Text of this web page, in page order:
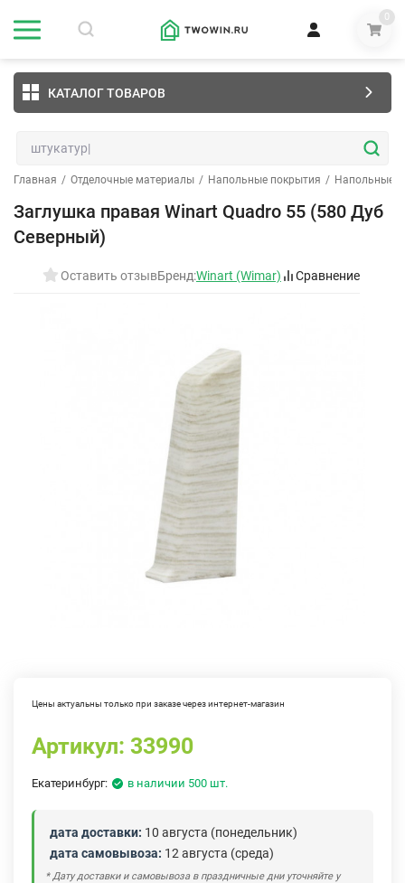
0
КАТАЛОГ ТОВАРОВ
Главная / Отделочные материалы / Напольные покрытия / Напольные
Заглушка правая Winart Quadro 55 (580 Дуб
Северный)
Оставить отзывБренд:Winart (Wimar) Сравнение
Цены актуальны только при заказе через интернет-магазин
Артикул: 33990
Екатеринбург: в наличии 500 шт.
дата доставки: 10 августа (понедельник)
дата самовывоза: 12 августа (среда)
* Дату доставки и самовывоза в праздничные дни уточняйте у